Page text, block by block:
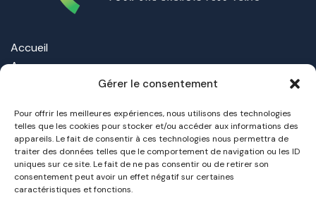
Gérer le consentement
Pour offrir les meilleures expériences, nous utilisons des technologies
telles que les cookies pour stocker et/ou accéder aux informations des
appareils. Le fait de consentir à ces technologies nous permettra de
traiter des données telles que le comportement de navigation ou les ID
uniques sur ce site. Le fait de ne pas consentir ou de retirer son
consentement peut avoir un effet négatif sur certaines
caractéristiques et fonctions.
Accueil
A propos
Contact
TAMSOL
Votre Expert de la transition énergétique
l'Hérault et dans le Gard